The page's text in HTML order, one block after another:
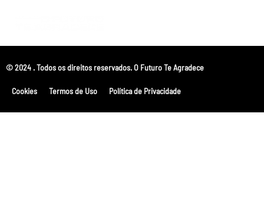
© 2024 . Todos os direitos reservados. O Futuro Te Agradece
Cookies Termos de Uso Política de Privacidade